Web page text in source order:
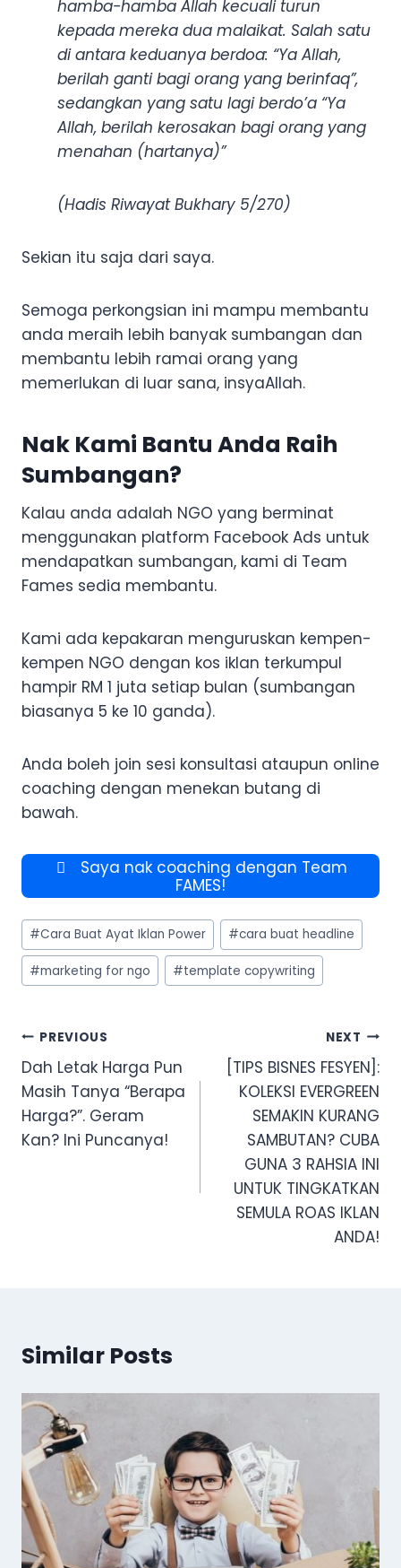
hamba-hamba Allah kecuali turun
kepada mereka dua malaikat. Salah satu
di antara keduanya berdoa: “Ya Allah,
berilah ganti bagi orang yang berinfaq”,
sedangkan yang satu lagi berdo’a “Ya
Allah, berilah kerosakan bagi orang yang
menahan (hartanya)”
(Hadis Riwayat Bukhary 5/270)
Sekian itu saja dari saya.
Semoga perkongsian ini mampu membantu
anda meraih lebih banyak sumbangan dan
membantu lebih ramai orang yang
memerlukan di luar sana, insyaAllah.
Nak Kami Bantu Anda Raih
Sumbangan?
Kalau anda adalah NGO yang berminat
menggunakan platform Facebook Ads untuk
mendapatkan sumbangan, kami di Team
Fames sedia membantu.
Kami ada kepakaran menguruskan kempen-
kempen NGO dengan kos iklan terkumpul
hampir RM 1 juta setiap bulan (sumbangan
biasanya 5 ke 10 ganda).
Anda boleh join sesi konsultasi ataupun online
coaching dengan menekan butang di
bawah.
Saya nak coaching dengan Team
FAMES!
Post
Tags:
#Cara Buat Ayat Iklan Power #cara buat headline
#marketing for ngo #template copywriting
Post
navigation
PREVIOUS
Dah Letak Harga Pun
Masih Tanya “Berapa
Harga?”. Geram
Kan? Ini Puncanya!
NEXT
[TIPS BISNES FESYEN]:
KOLEKSI EVERGREEN
SEMAKIN KURANG
SAMBUTAN? CUBA
GUNA 3 RAHSIA INI
UNTUK TINGKATKAN
SEMULA ROAS IKLAN
ANDA!
Similar Posts